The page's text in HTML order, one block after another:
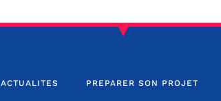
ACTUALITES PREPARER SON PROJET